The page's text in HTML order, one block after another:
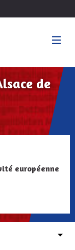
de
européenne